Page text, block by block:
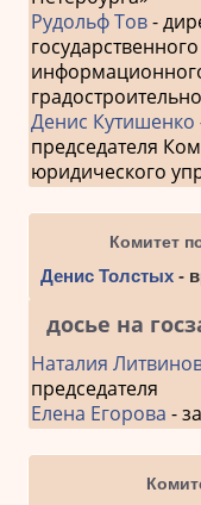
Рудольф Тов-
Денис Кутишенко
председателя
юридического
Комитет
Денис Толстых-
досье на
Наталия
председателя
Елена Егорова -